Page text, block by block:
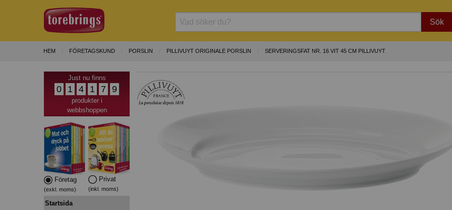
Sök
HEM FÖRETAGSKUND PORSLIN PILLIVUYT ORIGINALE PORSLIN SERVERINGSFAT NR. 16 VIT 45 CM PILLIVUYT
Just nu finns
0 1 4 1 7 9
produkter i
webbshoppen
Företag
(exkl. moms)
Privat
(inkl. moms)
Startsida